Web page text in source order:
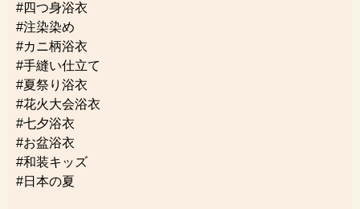
#四つ身浴衣
#注染染め
#カニ柄浴衣
#手縫い仕立て
#夏祭り浴衣
#花火大会浴衣
#七夕浴衣
#お盆浴衣
#和装キッズ
#日本の夏